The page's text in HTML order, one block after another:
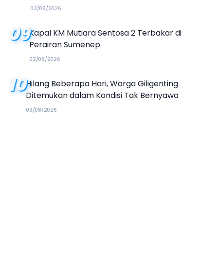
03/08/2026
09Kapal KM Mutiara Sentosa 2 Terbakar di
Perairan Sumenep
02/08/2026
10Hilang Beberapa Hari, Warga Giligenting
Ditemukan dalam Kondisi Tak Bernyawa
03/08/2026